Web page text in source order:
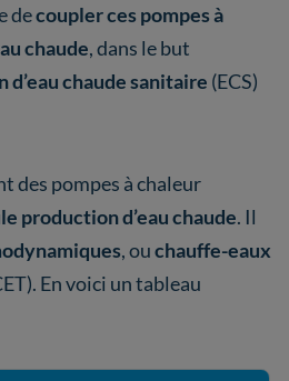
decoupler ces pompes à
chaude, dans le but
chaude sanitaire (ECS)
des pompes à chaleur
production d’eau chaude. Il
, ouchauffe-eaux
En voici un tableau